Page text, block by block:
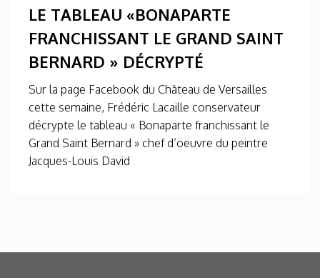
LE TABLEAU «BONAPARTE
FRANCHISSANT LE GRAND SAINT
BERNARD » DÉCRYPTÉ
Sur la page Facebook du Château de Versailles
cette semaine, Frédéric Lacaille conservateur
décrypte le tableau « Bonaparte franchissant le
Grand Saint Bernard » chef d’oeuvre du peintre
Jacques-Louis David